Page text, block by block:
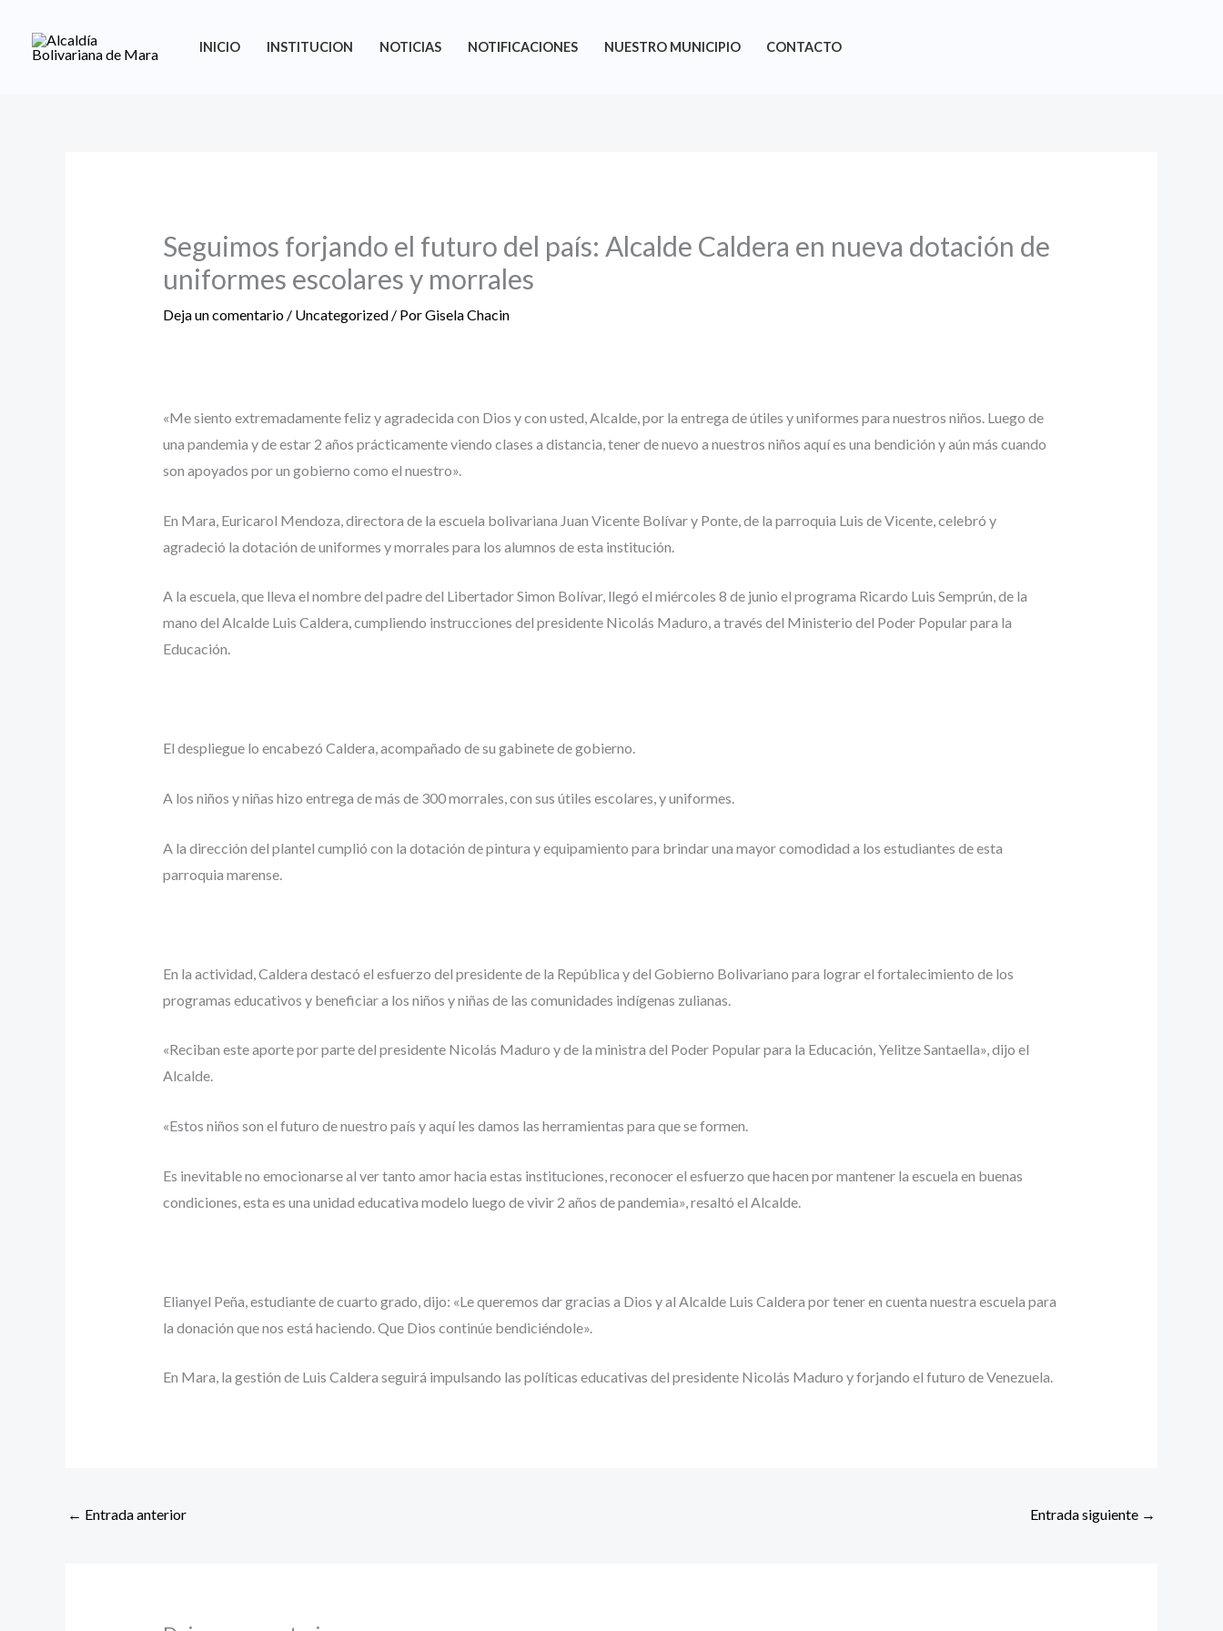
contenido
INICIO INSTITUCION NOTICIAS NOTIFICACIONES NUESTRO MUNICIPIO CONTACTO
Seguimos forjando el futuro del país: Alcalde Caldera en nueva dotación de
uniformes escolares y morrales
Deja un comentario / Uncategorized/ PorGisela Chacin
«Me siento extremadamente feliz y agradecida con Dios y con usted, Alcalde, por la entrega de útiles y uniformes para nuestros niños. Luego de
una pandemia y de estar 2 años prácticamente viendo clases a distancia, tener de nuevo a nuestros niños aquí es una bendición y aún más cuando
son apoyados por un gobierno como el nuestro».
En Mara, Euricarol Mendoza, directora de la escuela bolivariana Juan Vicente Bolívar y Ponte, de la parroquia Luis de Vicente, celebró y
agradeció la dotación de uniformes y morrales para los alumnos de esta institución.
A la escuela, que lleva el nombre del padre del Libertador Simon Bolívar, llegó el miércoles 8 de junio el programa Ricardo Luis Semprún, de la
mano del Alcalde Luis Caldera, cumpliendo instrucciones del presidente Nicolás Maduro, a través del Ministerio del Poder Popular para la
Educación.
El despliegue lo encabezó Caldera, acompañado de su gabinete de gobierno.
A los niños y niñas hizo entrega de más de 300 morrales, con sus útiles escolares, y uniformes.
A la dirección del plantel cumplió con la dotación de pintura y equipamiento para brindar una mayor comodidad a los estudiantes de esta
parroquia marense.
En la actividad, Caldera destacó el esfuerzo del presidente de la República y del Gobierno Bolivariano para lograr el fortalecimiento de los
programas educativos y beneficiar a los niños y niñas de las comunidades indígenas zulianas.
«Reciban este aporte por parte del presidente Nicolás Maduro y de la ministra del Poder Popular para la Educación, Yelitze Santaella», dijo el
Alcalde.
«Estos niños son el futuro de nuestro país y aquí les damos las herramientas para que se formen.
Es inevitable no emocionarse al ver tanto amor hacia estas instituciones, reconocer el esfuerzo que hacen por mantener la escuela en buenas
condiciones, esta es una unidad educativa modelo luego de vivir 2 años de pandemia», resaltó el Alcalde.
Elianyel Peña, estudiante de cuarto grado, dijo: «Le queremos dar gracias a Dios y al Alcalde Luis Caldera por tener en cuenta nuestra escuela para
la donación que nos está haciendo. Que Dios continúe bendiciéndole».
En Mara, la gestión de Luis Caldera seguirá impulsando las políticas educativas del presidente Nicolás Maduro y forjando el futuro de Venezuela.
← Entrada anterior Entrada siguiente →